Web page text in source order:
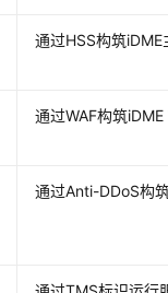
通过HSS构筑iDME
通过WAF构筑iDME
通过Anti-DDoS构